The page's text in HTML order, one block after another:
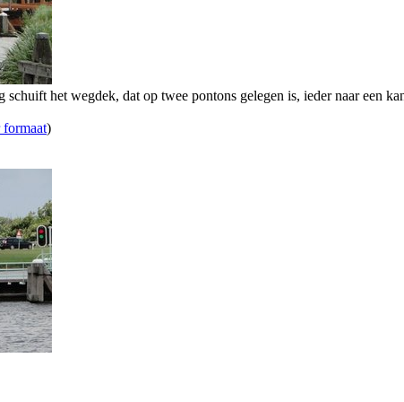
het wegdek, dat op twee pontons gelegen is, ieder naar een
formaat)